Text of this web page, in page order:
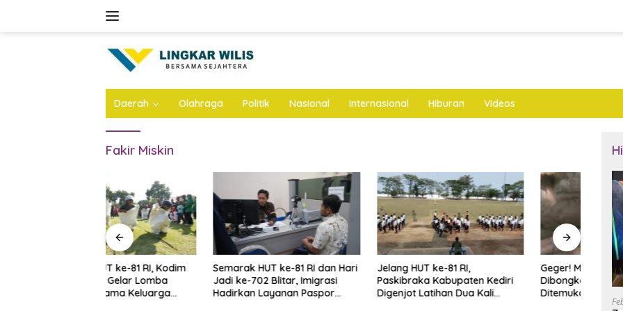
Daerah Olahraga Politik Nasional Internasional Hiburan Videos
Fakir Miskin
Semarak HUT ke-81 RI dan Hari
Jadi ke-702 Blitar, Imigrasi
Hadirkan Layanan Paspor
Jelang HUT ke-81 RI,
Paskibraka Kabupaten Kediri
Digenjot Latihan Dua Kali
Geger! Makam Baru di Blitar
Dibongkar Orang Tak Dikenal,
Ditemukan Sobekan Foto